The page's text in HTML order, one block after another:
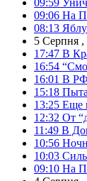
09:06 На
08:13
5 Серпня ,
17:47 В
16:54
16:01 В РФ
15:18
13:25 Еще
12:32 От
11:49 В
10:56
10:03
09:10 На